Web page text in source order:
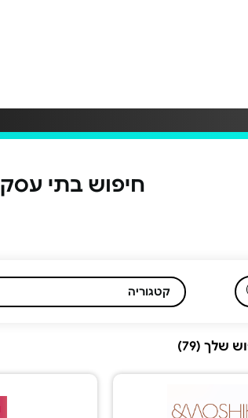
חיפוש בתי עסק
קטגוריה
שלך (79)